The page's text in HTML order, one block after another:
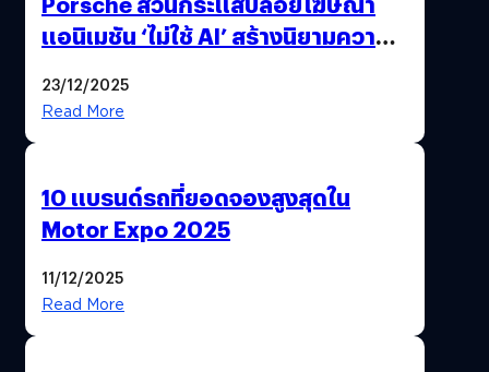
แอนิเมชัน ‘ไม่ใช้ AI’ สร้างนิยามความ
23/12/2025
Read More
10 แบรนด์รถที่ยอดจองสูงสุดใน
Motor Expo 2025
11/12/2025
Read More